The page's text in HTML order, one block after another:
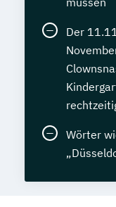
Der
Wörter